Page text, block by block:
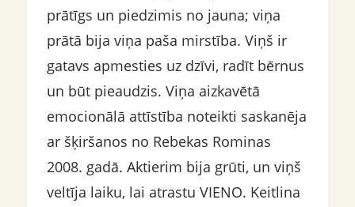
prātīgs un piedzimis no jauna; viņa
prātā bija viņa paša mirstība. Viņš ir
gatavs apmesties uz dzīvi, radīt bērnus
un būt pieaudzis. Viņa aizkavētā
emocionālā attīstība noteikti saskanēja
ar šķiršanos no Rebekas Rominas
2008. gadā. Aktierim bija grūti, un viņš
veltīja laiku, lai atrastu VIENO. Keitlina